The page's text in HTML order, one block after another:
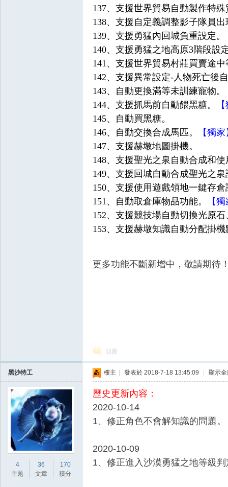
137、支援世界貿易自動製作特
138、支援自定義調整影子隊員
139、支援勇猛內回城負重設定。
140、支援勇猛之地高原3階段設
141、支援世界貿易村莊買賣途
142、支援異常設定-人物死亡後
143、自動更換滿等未訓練寵物。
144、支援抓馬前自動餵黑糖。
145、自動買黑糖。
146、自動交換合成馬匹。
【獨
147、支援赫墩地圖掛機。
148、支援聖光之泉自動合成和使
149、支援回城自動合成聖光之
150、支援使用遊戲領地一鍵存
151、自動取倉庫物品功能。
【
152、支援競技場自動切換光原
153、支援赫墩知識自動分配掛
更多功能不斷新增中，敬請期待
回覆
黑沙特工
4
主題
36
文章
170
積分
樓主 發表於 2018-7-18 13:45:09 顯示
歷史更新內容：
2020-10-14
1、修正角色不會解知識的問題。
2020-10-09
1、修正進入沙漠勇猛之地等級